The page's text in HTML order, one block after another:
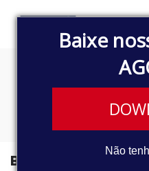
Baixe
Não
Buscar Produtos